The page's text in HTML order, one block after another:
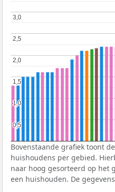
0,5
0,5
1,0
1,0
1,5
1,5
2,0
2,0
2,5
2,5
3,0
3,0
Bovenstaande grafiek toont
huishoudens per gebied.
naar hoog gesorteerd op het
een huishouden. De